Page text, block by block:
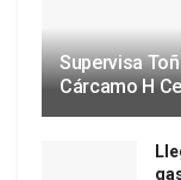
Supervisa
Cárcamo H